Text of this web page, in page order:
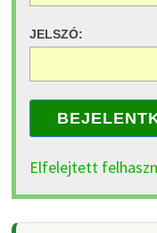
JELSZÓ:
Elfelejtett